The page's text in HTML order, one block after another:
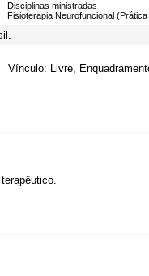
Disciplinas ministradas
Fisioterapia Neurofuncional
Vínculo: Livre,